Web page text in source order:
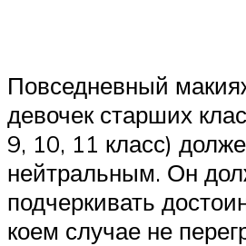
Повседневный
девочек старших
9, 10, 11 класс)
нейтральным. Он
подчеркивать
коем случае не